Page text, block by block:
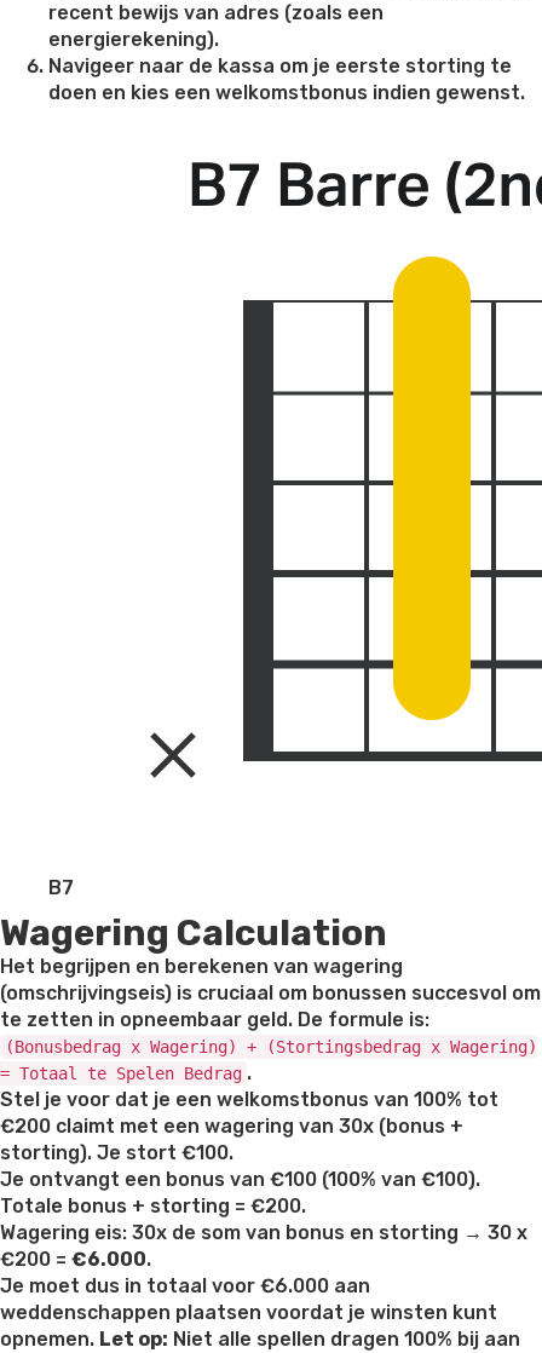
recent bewijs van adres (zoals een
energierekening).
Navigeer naar de kassa om je eerste storting te
doen en kies een welkomstbonus indien gewenst.
B7
Wagering Calculation
Het begrijpen en berekenen van wagering
(omschrijvingseis) is cruciaal om bonussen succesvol om
te zetten in opneembaar geld. De formule is:
(Bonusbedrag x Wagering) + (Stortingsbedrag x Wagering)
= Totaal te Spelen Bedrag .
Stel je voor dat je een welkomstbonus van 100% tot
€200 claimt met een wagering van 30x (bonus +
storting). Je stort €100.
Je ontvangt een bonus van €100 (100% van €100).
Totale bonus + storting = €200.
Wagering eis: 30x de som van bonus en storting → 30 x
€200 = €6.000.
Je moet dus in totaal voor €6.000 aan
weddenschappen plaatsen voordat je winsten kunt
opnemen. Let op: Niet alle spellen dragen 100% bij aan